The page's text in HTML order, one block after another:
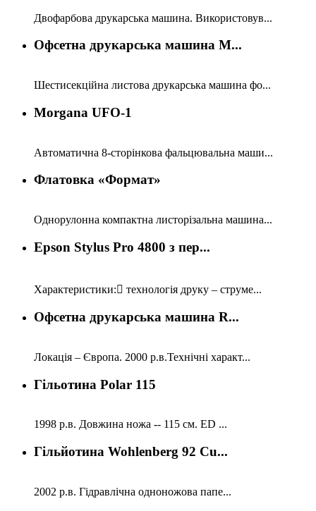
Двофарбова друкарська машина. Використовув...
Офсетна друкарська машина M...
Шестисекційна листова друкарська машина фо...
Morgana UFO-1
Автоматична 8-сторінкова фальцювальна маши...
Флатовка «Формат»
Однорулонна компактна листорізальна машина...
Epson Stylus Pro 4800 з пер...
Характеристики: технологія друку – струме...
Офсетна друкарська машина R...
Локація – Європа. 2000 р.в.Технічні характ...
Гільотина Polar 115
1998 р.в. Довжина ножа -- 115 см. ED ...
Гільйотина Wohlenberg 92 Cu...
2002 р.в. Гідравлічна одноножова папе...